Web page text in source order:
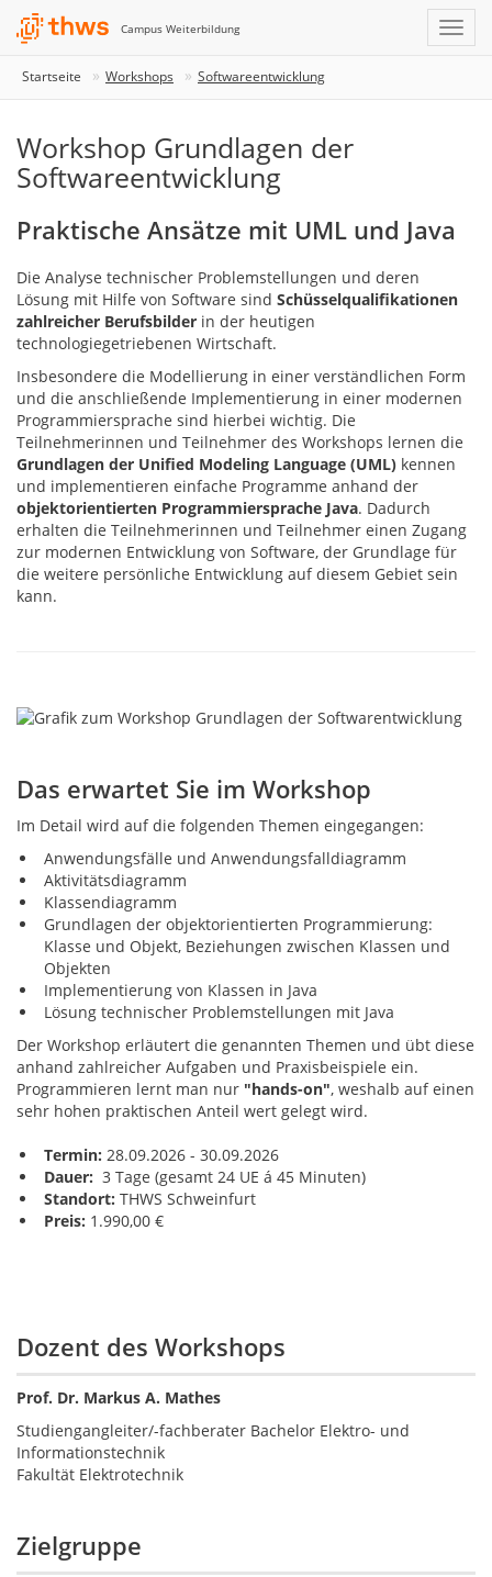
Campus Weiterbildung
Startseite Workshops Softwareentwicklung
Workshop Grundlagen der
Softwareentwicklung
Praktische Ansätze mit UML und Java
Die Analyse technischer Problemstellungen und deren
Lösung mit Hilfe von Software sind Schüsselqualifikationen
zahlreicher Berufsbilder in der heutigen
technologiegetriebenen Wirtschaft.
Insbesondere die Modellierung in einer verständlichen Form
und die anschließende Implementierung in einer modernen
Programmiersprache sind hierbei wichtig. Die
Teilnehmerinnen und Teilnehmer des Workshops lernen die
Grundlagen der Unified Modeling Language (UML) kennen
und implementieren einfache Programme anhand der
objektorientierten Programmiersprache Java. Dadurch
erhalten die Teilnehmerinnen und Teilnehmer einen Zugang
zur modernen Entwicklung von Software, der Grundlage für
die weitere persönliche Entwicklung auf diesem Gebiet sein
kann.
Das erwartet Sie im Workshop
Im Detail wird auf die folgenden Themen eingegangen:
Anwendungsfälle und Anwendungsfalldiagramm
Aktivitätsdiagramm
Klassendiagramm
Grundlagen der objektorientierten Programmierung:
Klasse und Objekt, Beziehungen zwischen Klassen und
Objekten
Implementierung von Klassen in Java
Lösung technischer Problemstellungen mit Java
Der Workshop erläutert die genannten Themen und übt diese
anhand zahlreicher Aufgaben und Praxisbeispiele ein.
Programmieren lernt man nur "hands-on", weshalb auf einen
sehr hohen praktischen Anteil wert gelegt wird.
Termin: 28.09.2026 - 30.09.2026
Dauer: 3 Tage (gesamt 24 UE á 45 Minuten)
Standort: THWS Schweinfurt
Preis: 1.990,00 €
Dozent des Workshops
Prof. Dr. Markus A. Mathes
Studiengangleiter/-fachberater Bachelor Elektro- und
Informationstechnik
Fakultät Elektrotechnik
Zielgruppe